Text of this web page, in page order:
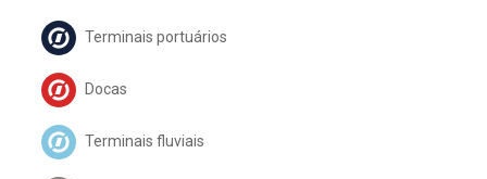
Terminais portuários
Docas
Terminais fluviais